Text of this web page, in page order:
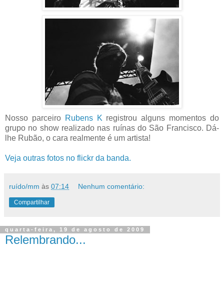
Nosso parceiro Rubens K registrou alguns momentos do
grupo no show realizado nas ruínas do São Francisco. Dá-
lhe Rubão, o cara realmente é um artista!
Veja outras fotos no flickr da banda.
ruído/mm às 07:14 Nenhum comentário:
Compartilhar
quarta-feira, 19 de agosto de 2009
Relembrando...